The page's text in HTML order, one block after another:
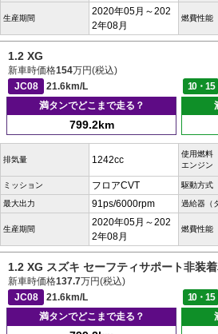
生産期間
2020年05月～202
2年08月
燃費性能
1.2 XG
新車時価格154万円(税込)
JC08
21.6km/L 10・15
満タンでどこまで走る？
799.2km
排気量 1242cc
使用燃料
エンジン
ミッション フロアCVT 駆動方式
最大出力 91ps/6000rpm 過給器（
生産期間
2020年05月～202
2年08月
燃費性能
1.2 XG スズキ セーフティサポート非装
新車時価格137.7万円(税込)
JC08
21.6km/L 10・15
満タンでどこまで走る？